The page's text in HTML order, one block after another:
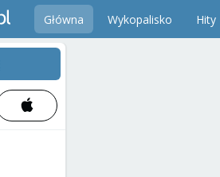
Główna Wykopalisko Hity